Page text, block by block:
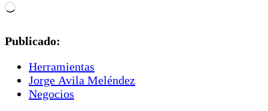
Cargando...
Publicado:
Herramientas
Jorge Avila Meléndez
Negocios